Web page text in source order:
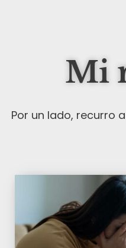
Mi
Por un lado, recurro